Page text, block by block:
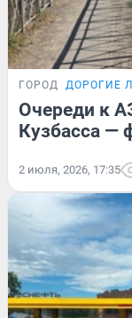
ГОРОД ДОРОГИЕ
Очереди к
Кузбасса —
2 июля, 2026, 17:35